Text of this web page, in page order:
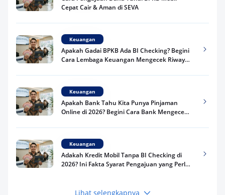
Cepat Cair & Aman di SEVA
Keuangan
Apakah Gadai BPKB Ada BI Checking? Begini
Cara Lembaga Keuangan Mengecek Riwayat
Keuangan
Apakah Bank Tahu Kita Punya Pinjaman
Online di 2026? Begini Cara Bank Mengecek
Keuangan
Adakah Kredit Mobil Tanpa BI Checking di
2026? Ini Fakta Syarat Pengajuan yang Perlu
Lihat selengkapnya